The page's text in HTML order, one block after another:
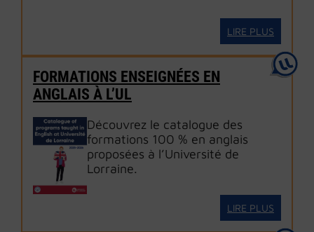
LIRE PLUS
FORMATIONS ENSEIGNÉES EN
ANGLAIS À L’UL
Découvrez le catalogue des
formations 100 % en anglais
proposées à l’Université de
Lorraine.
LIRE PLUS